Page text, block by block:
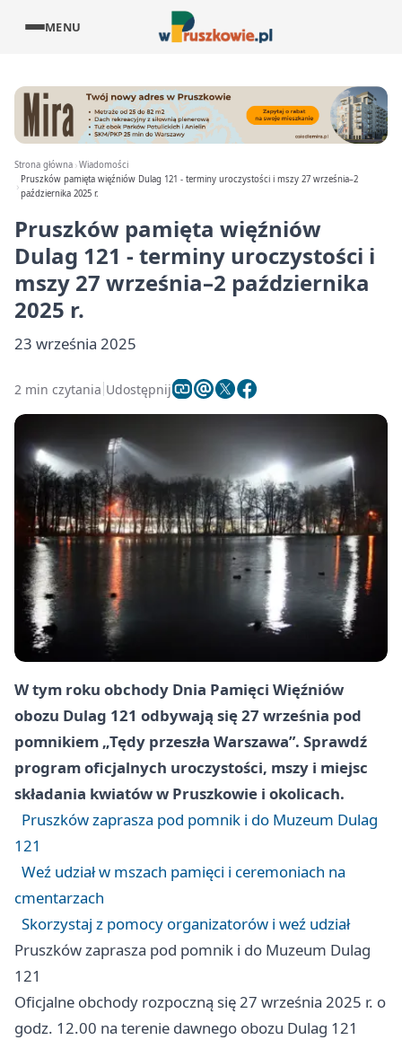
MENU
Strona główna Wiadomości
Pruszków pamięta więźniów Dulag 121 - terminy uroczystości i mszy 27 września–2
października 2025 r.
Pruszków pamięta więźniów
Dulag 121 - terminy uroczystości i
mszy 27 września–2 października
2025 r.
23 września 2025
2 min czytania Udostępnij
W tym roku obchody Dnia Pamięci Więźniów
obozu Dulag 121 odbywają się 27 września pod
pomnikiem „Tędy przeszła Warszawa”. Sprawdź
program oficjalnych uroczystości, mszy i miejsc
składania kwiatów w Pruszkowie i okolicach.
Pruszków zaprasza pod pomnik i do Muzeum Dulag
121
Weź udział w mszach pamięci i ceremoniach na
cmentarzach
Skorzystaj z pomocy organizatorów i weź udział
Pruszków zaprasza pod pomnik i do Muzeum Dulag
121
Oficjalne obchody rozpoczną się 27 września 2025 r. o
godz. 12.00 na terenie dawnego obozu Dulag 121